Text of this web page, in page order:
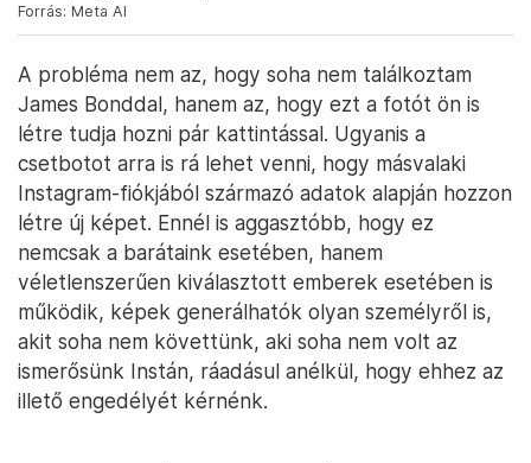
Forrás: Meta AI
A probléma nem az, hogy soha nem találkoztam
James Bonddal, hanem az, hogy ezt a fotót ön is
létre tudja hozni pár kattintással. Ugyanis a
csetbotot arra is rá lehet venni, hogy másvalaki
Instagram-fiókjából származó adatok alapján hozzon
létre új képet. Ennél is aggasztóbb, hogy ez
nemcsak a barátaink esetében, hanem
véletlenszerűen kiválasztott emberek esetében is
működik, képek generálhatók olyan személyről is,
akit soha nem követtünk, aki soha nem volt az
ismerősünk Instán, ráadásul anélkül, hogy ehhez az
illető engedélyét kérnénk.